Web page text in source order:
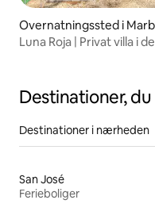
Overnatningssted i
Luna Roja | Privat villa i
Destinationer,
Destinationer i nærheden
San José
Ferieboliger